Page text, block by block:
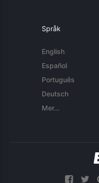
Språk
English
Español
Português
Deutsch
Mer...